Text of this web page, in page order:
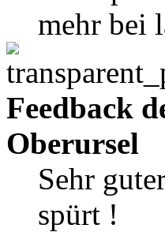
mehr bei
Feedback
Oberursel
Sehr
spürt !